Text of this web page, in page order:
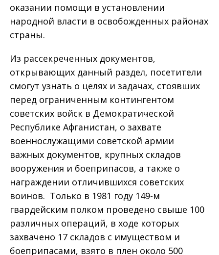
оказании помощи в установлении
народной власти в освобожденных районах
страны.
Из рассекреченных документов,
открывающих данный раздел, посетители
смогут узнать о целях и задачах, стоявших
перед ограниченным контингентом
советских войск в Демократической
Республике Афганистан, о захвате
военнослужащими советской армии
важных документов, крупных складов
вооружения и боеприпасов, а также о
награждении отличившихся советских
воинов. Только в 1981 году 149-м
гвардейским полком проведено свыше 100
различных операций, в ходе которых
захвачено 17 складов с имуществом и
боеприпасами, взято в плен около 500